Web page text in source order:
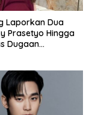
Laporkan Dua
Prasetyo Hingga
Dugaan